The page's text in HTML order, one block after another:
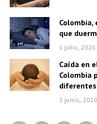
que
1 julio, 2026
Caída en
Colombia
3 junio, 2026